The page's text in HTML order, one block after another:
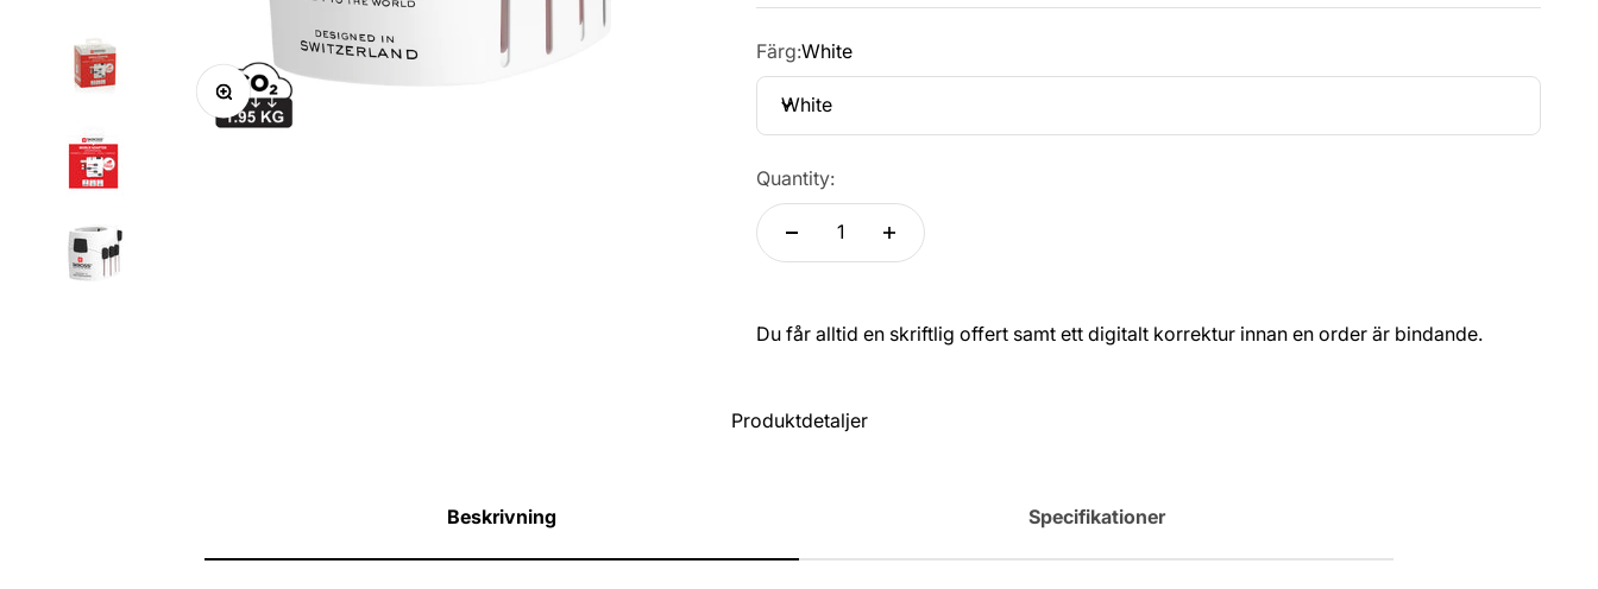
Zoom
Färg:White
White
Quantity:
Du får alltid en skriftlig offert samt ett digitalt korrektur innan en order är bindande.
Produktdetaljer
Beskrivning Specifikationer